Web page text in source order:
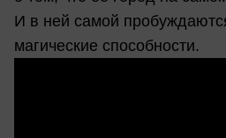
И в ней самой
магические способности.